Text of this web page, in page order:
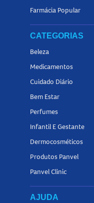
Farmácia Popular
CATEGORIAS
Beleza
Medicamentos
Cuidado Diário
Bem Estar
Perfumes
Infantil E Gestante
Dermocosméticos
Produtos Panvel
Panvel Clinic
AJUDA